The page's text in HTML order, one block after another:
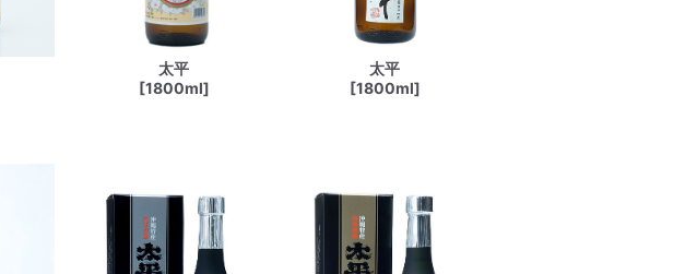
太平
[1800ml]
太平
[1800ml]